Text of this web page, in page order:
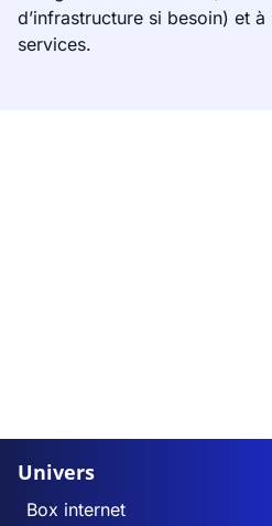
d’infrastructure si besoin) et
services.
Univers
Box internet